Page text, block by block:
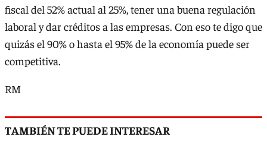
fiscal del 52% actual al 25%, tener una buena regulación
laboral y dar créditos a las empresas. Con eso te digo que
quizás el 90% o hasta el 95% de la economía puede ser
competitiva.
RM
TAMBIÉN TE PUEDE INTERESAR